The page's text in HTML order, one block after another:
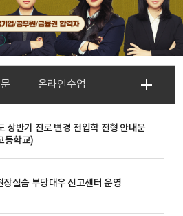
상반기 진로 변경 전입학 전형 안내문
등학교)
장실습 부당대우 신고센터 운영
온라인수업